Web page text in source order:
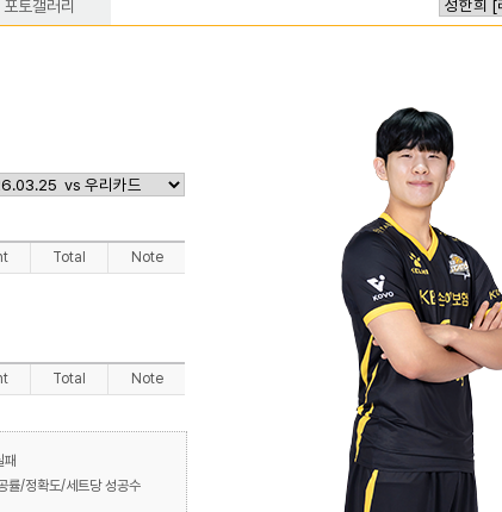
포토갤러리
Total Note
Total Note
패
률/정확도/세트당 성공수